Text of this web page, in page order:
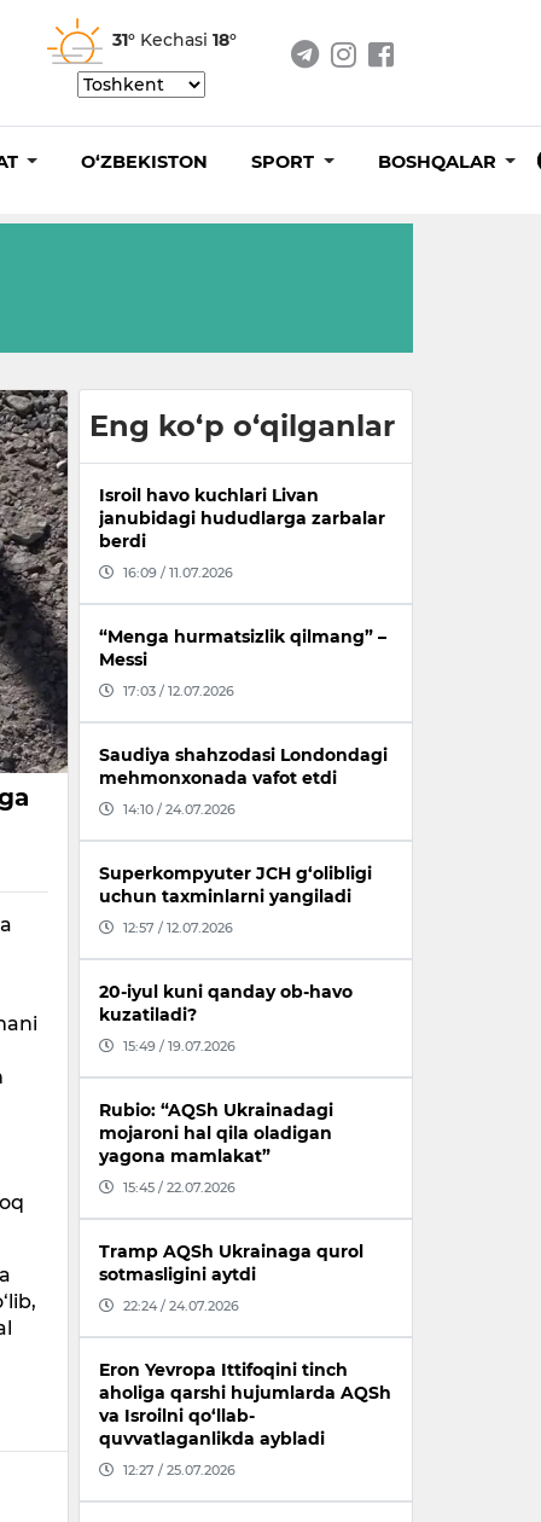
31° Kechasi 18°
O‘ZBEKISTON SPORT BOSHQALAR
Eng ko‘p o‘qilganlar
Isroil havo kuchlari Livan
janubidagi hududlarga zarbalar
berdi
16:09 / 11.07.2026
“Menga hurmatsizlik qilmang” –
Messi
17:03 / 12.07.2026
Saudiya shahzodasi Londondagi
mehmonxonada vafot etdi
14:10 / 24.07.2026
Superkompyuter JCH g‘olibligi
uchun taxminlarni yangiladi
12:57 / 12.07.2026
20-iyul kuni qanday ob-havo
kuzatiladi?
15:49 / 19.07.2026
Rubio: “AQSh Ukrainadagi
mojaroni hal qila oladigan
yagona mamlakat”
15:45 / 22.07.2026
Tramp AQSh Ukrainaga qurol
sotmasligini aytdi
22:24 / 24.07.2026
Eron Yevropa Ittifoqini tinch
aholiga qarshi hujumlarda AQSh
va Isroilni qo‘llab-
quvvatlaganlikda aybladi
12:27 / 25.07.2026